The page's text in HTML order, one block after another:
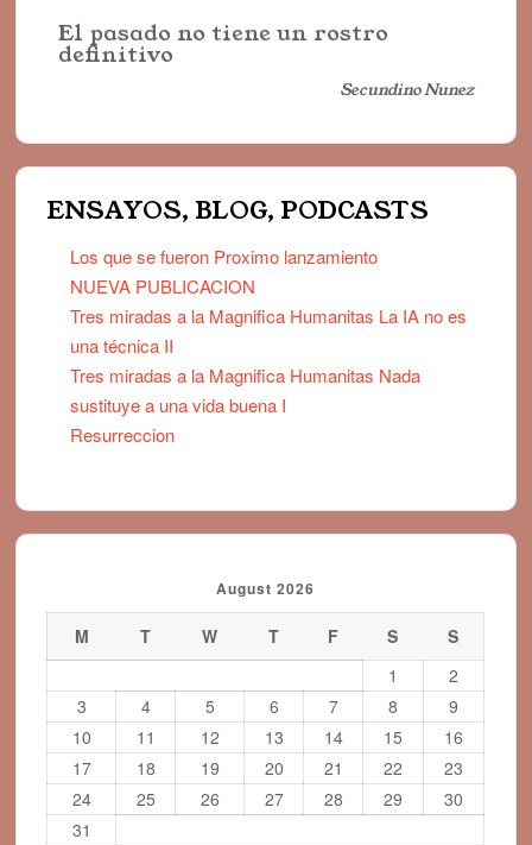
El pasado no tiene un rostro
definitivo
Secundino Nunez
ENSAYOS, BLOG, PODCASTS
Los que se fueron Proximo lanzamiento
NUEVA PUBLICACION
Tres miradas a la Magnifica Humanitas La IA no es
una técnica II
Tres miradas a la Magnifica Humanitas Nada
sustituye a una vida buena I
Resurreccion
August 2026
M T W T F S
S
1
2
3
4 5 6 7 8
9
10
11 12 13 14 15
16
17
18 19 20 21 22
23
24
25 26 27 28 29
30
31